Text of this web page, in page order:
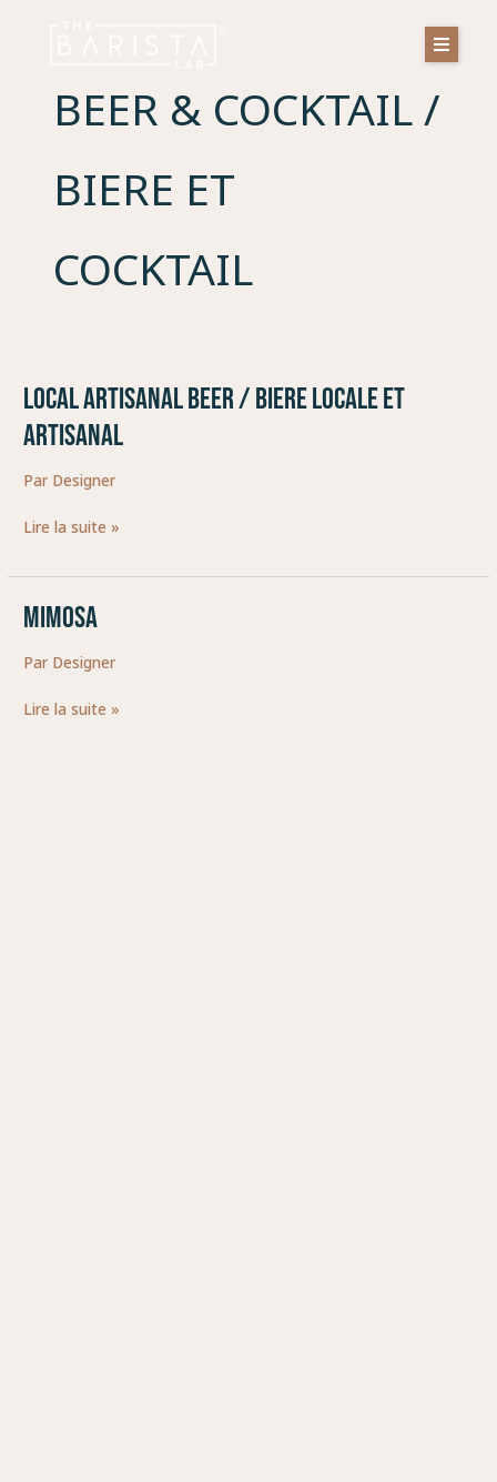
BEER & COCKTAIL /
BIERE ET
COCKTAIL
LOCAL ARTISANAL BEER / BIERE LOCALE ET
ARTISANAL
Par Designer
LOCAL
ARTISANAL
BEER
/
LOCALE
Lire la suite »
MIMOSA
Par Designer
MIMOSA
Lire la suite »